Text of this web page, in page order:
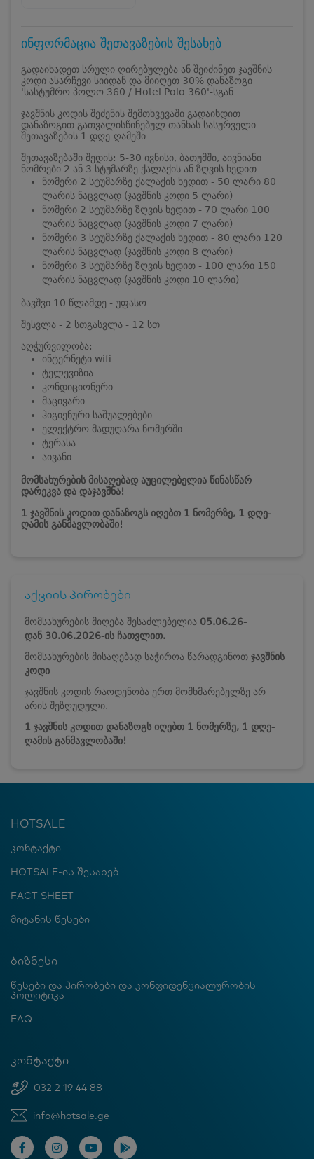
ინფორმაცია შეთავაზების შესახებ
გადაიხადეთ სრული ღირებულება ან შეიძინეთ ჯავშნის
კოდი ასარჩევი სიიდან და მიიღეთ 30% დანაზოგი
'სასტუმრო პოლო 360 / Hotel Polo 360'-სგან
ჯავშნის კოდის შეძენის შემთხვევაში გადაიხდით
დანაზოგით გათვალისწინებულ თანხას სასურველი
შეთავაზების 1 დღე-ღამეში
შეთავაზებაში შედის: 5-30 ივნისი, ბათუმში, აივნიანი
ნომრები 2 ან 3 სტუმარზე ქალაქის ან ზღვის ხედით
ნომერი 2 სტუმარზე ქალაქის ხედით - 50 ლარი 80
ლარის ნაცვლად (ჯავშნის კოდი 5 ლარი)
ნომერი 2 სტუმარზე ზღვის ხედით - 70 ლარი 100
ლარის ნაცვლად (ჯავშნის კოდი 7 ლარი)
ნომერი 3 სტუმარზე ქალაქის ხედით - 80 ლარი 120
ლარის ნაცვლად (ჯავშნის კოდი 8 ლარი)
ნომერი 3 სტუმარზე ზღვის ხედით - 100 ლარი 150
ლარის ნაცვლად (ჯავშნის კოდი 10 ლარი)
ბავშვი 10 წლამდე - უფასო
შესვლა - 2 სთგასვლა - 12 სთ
აღჭურვილობა:
ინტერნეტი wifi
ტელევიზია
კონდიციონერი
მაცივარი
ჰიგიენური საშუალებები
ელექტრო მადუღარა ნომერში
ტერასა
აივანი
მომსახურების მისაღებად აუცილებელია წინასწარ
დარეკვა და დაჯავშნა!
1 ჯავშნის კოდით დანაზოგს იღებთ 1 ნომერზე, 1 დღე-
ღამის განმავლობაში!
აქციის პირობები
მომსახურების მიღება შესაძლებელია 05.06.26-
დან 30.06.2026-ის ჩათვლით.
მომსახურების მისაღებად საჭიროა წარადგინოთ ჯავშნის
კოდი
ჯავშნის კოდის რაოდენობა ერთ მომხმარებელზე არ
არის შეზღუდული.
1 ჯავშნის კოდით დანაზოგს იღებთ 1 ნომერზე, 1 დღე-
ღამის განმავლობაში!
HOTSALE
კონტაქტი
HOTSALE-ის შესახებ
FACT SHEET
მიტანის წესები
ბიზნესი
წესები და პირობები და კონფიდენციალურობის
პოლიტიკა
FAQ
კონტაქტი
032 2 19 44 88
info@hotsale.ge